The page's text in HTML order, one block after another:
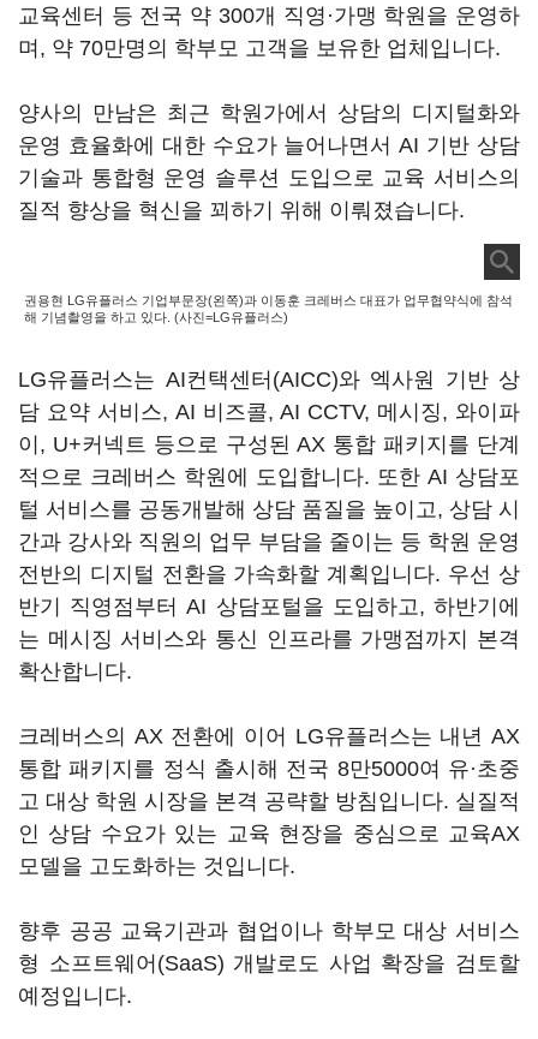
교육센터 등 전국 약 300개 직영·가맹 학원을 운영하
며, 약 70만명의 학부모 고객을 보유한 업체입니다.
양사의 만남은 최근 학원가에서 상담의 디지털화와
운영 효율화에 대한 수요가 늘어나면서 AI 기반 상담
기술과 통합형 운영 솔루션 도입으로 교육 서비스의
질적 향상을 혁신을 꾀하기 위해 이뤄졌습니다.
권용현 LG유플러스 기업부문장(왼쪽)과 이동훈 크레버스 대표가 업무협약식에 참석
해 기념촬영을 하고 있다. (사진=LG유플러스)
LG유플러스는 AI컨택센터(AICC)와 엑사원 기반 상
담 요약 서비스, AI 비즈콜, AI CCTV, 메시징, 와이파
이, U+커넥트 등으로 구성된 AX 통합 패키지를 단계
적으로 크레버스 학원에 도입합니다. 또한 AI 상담포
털 서비스를 공동개발해 상담 품질을 높이고, 상담 시
간과 강사와 직원의 업무 부담을 줄이는 등 학원 운영
전반의 디지털 전환을 가속화할 계획입니다. 우선 상
반기 직영점부터 AI 상담포털을 도입하고, 하반기에
는 메시징 서비스와 통신 인프라를 가맹점까지 본격
확산합니다.
크레버스의 AX 전환에 이어 LG유플러스는 내년 AX
통합 패키지를 정식 출시해 전국 8만5000여 유·초중
고 대상 학원 시장을 본격 공략할 방침입니다. 실질적
인 상담 수요가 있는 교육 현장을 중심으로 교육AX
모델을 고도화하는 것입니다.
향후 공공 교육기관과 협업이나 학부모 대상 서비스
형 소프트웨어(SaaS) 개발로도 사업 확장을 검토할
예정입니다.